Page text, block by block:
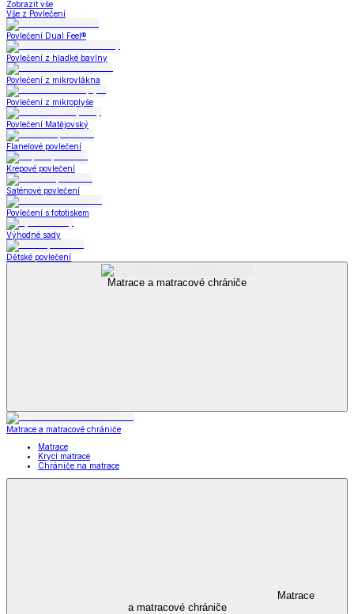
Zobrazit vše
Vše z Povlečení
Povlečení Dual Feel®
Povlečení z hladké bavlny
Povlečení z mikrovlákna
Povlečení z mikroplyše
Povlečení Matějovský
Flanelové povlečení
Krepové povlečení
Saténové povlečení
Povlečení s fototiskem
Výhodné sady
Dětské povlečení
Matrace a matracové chrániče
Matrace a matracové chrániče
Matrace
Krycí matrace
Chrániče na matrace
Matrace
a matracové chrániče